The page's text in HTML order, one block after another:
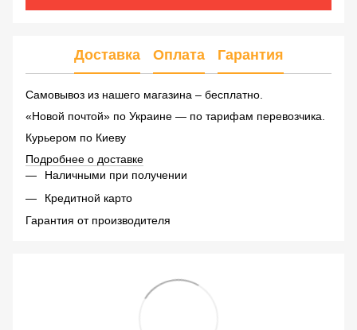
Доставка Оплата Гарантия
Самовывоз из нашего магазина – бесплатно.
«Новой почтой» по Украине — по тарифам перевозчика.
Курьером по Киеву
Подробнее о доставке
Наличными при получении
Кредитной карто
Гарантия от производителя